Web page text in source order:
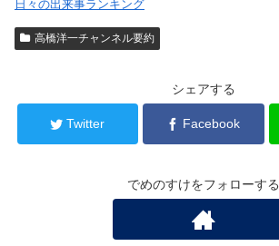
日々の出来事ランキング
高橋洋一チャンネル要約
シェアする
Twitter Facebook
でめのすけをフォローする